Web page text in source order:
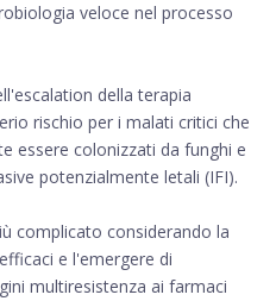
veloce nel processo
della terapia
rischio per i malati critici che
essere colonizzati da funghi e
potenzialmente letali (IFI).
complicato considerando la
e l'emergere di
multiresistenza ai farmaci